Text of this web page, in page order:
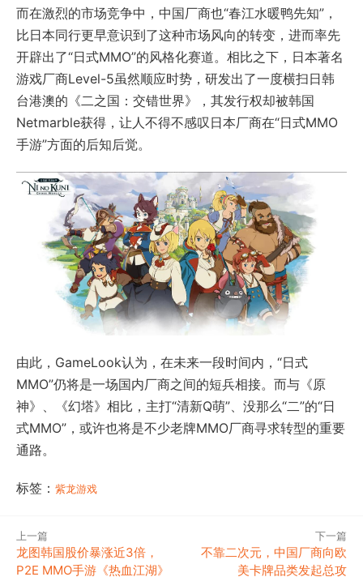
而在激烈的市场竞争中，中国厂商也“春江水暖鸭先知”，
比日本同行更早意识到了这种市场风向的转变，进而率先
开辟出了“日式MMO”的风格化赛道。相比之下，日本著名
游戏厂商Level-5虽然顺应时势，研发出了一度横扫日韩
台港澳的《二之国：交错世界》，其发行权却被韩国
Netmarble获得，让人不得不感叹日本厂商在“日式MMO
手游”方面的后知后觉。
由此，GameLook认为，在未来一段时间内，“日式
MMO”仍将是一场国内厂商之间的短兵相接。而与《原
神》、《幻塔》相比，主打“清新Q萌”、没那么“二”的“日
式MMO”，或许也将是不少老牌MMO厂商寻求转型的重要
通路。
标签： 紫龙游戏
上一篇
龙图韩国股价暴涨近3倍，
P2E MMO手游《热血江湖》
下一篇
不靠二次元，中国厂商向欧
美卡牌品类发起总攻